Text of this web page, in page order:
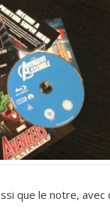
que le notre,